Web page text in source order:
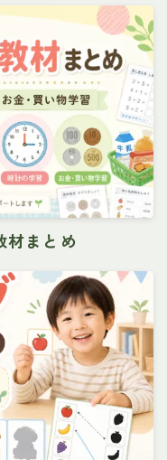
材まとめ